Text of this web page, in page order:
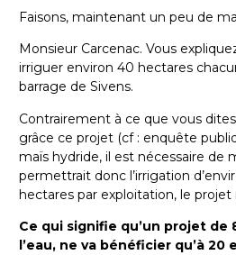
Faisons, maintenant un peu de
Monsieur Carcenac. Vous
irriguer environ 40 hectares
barrage de Sivens.
Contrairement à ce que vous
grâce ce projet (cf : enquête
maïs hydride, il est nécessaire de
permettrait donc l’irrigation
hectares par exploitation, le
Ce qui signifie qu’un projet de
l’eau, ne va bénéficier qu’à